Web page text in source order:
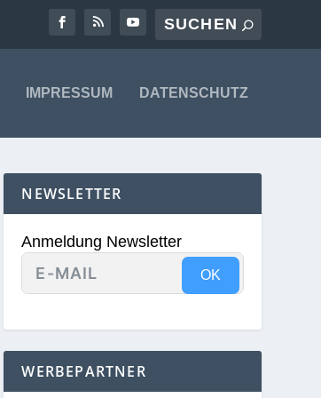
IMPRESSUM DATENSCHUTZ
NEWSLETTER
Anmeldung Newsletter
OK
WERBEPARTNER